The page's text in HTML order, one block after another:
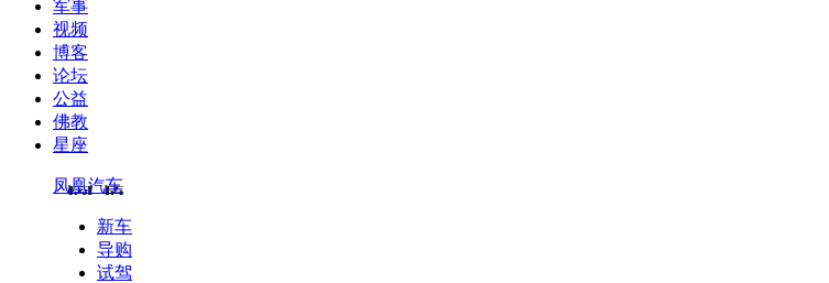
军事
视频
博客
论坛
公益
佛教
星座
凤凰汽车
新车
导购
试驾